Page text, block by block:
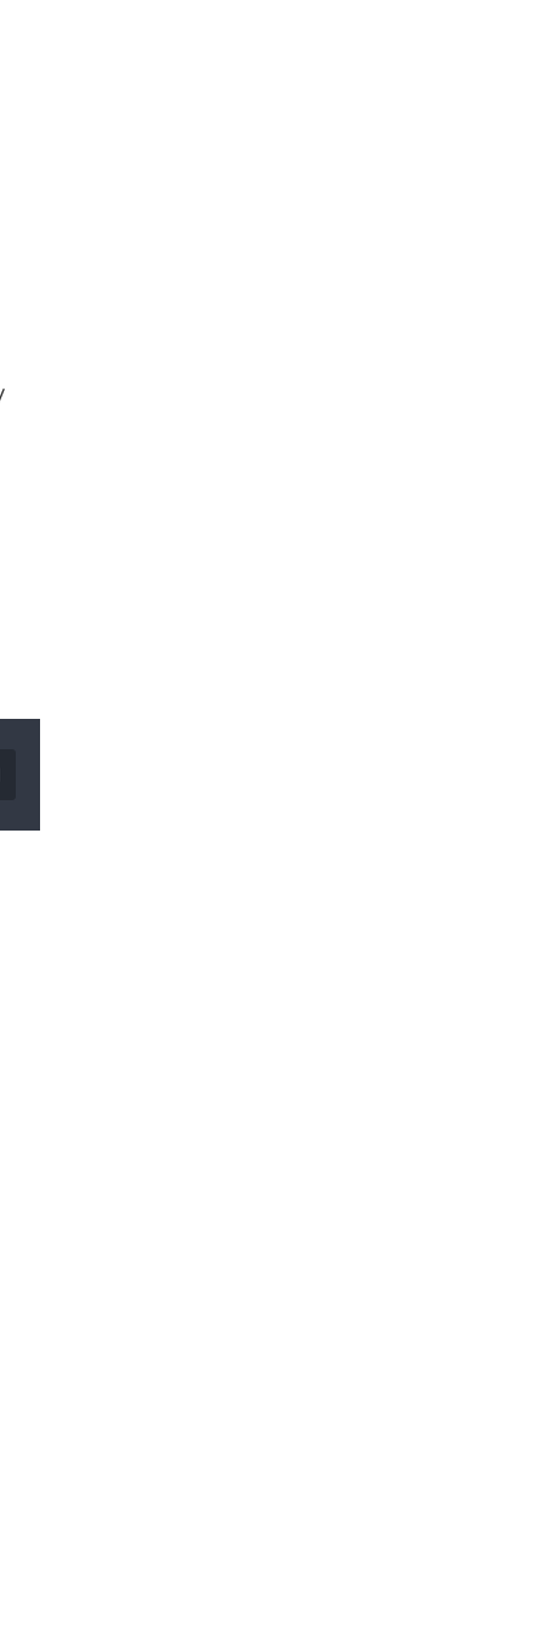
Email